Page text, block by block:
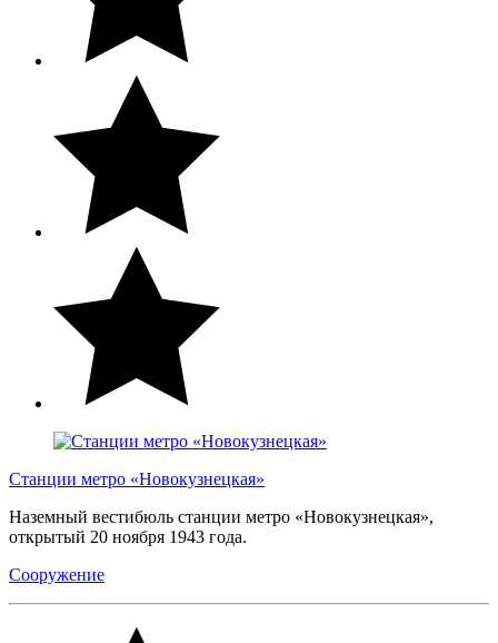
Станции метро «Новокузнецкая»
Наземный вестибюль станции метро «Новокузнецкая»,
открытый 20 ноября 1943 года.
Сооружение